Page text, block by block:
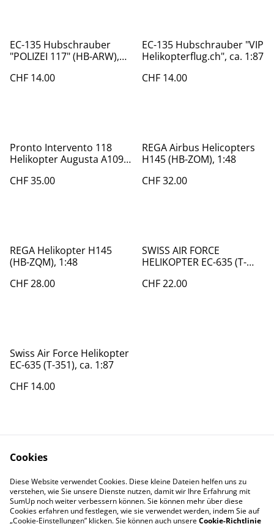
EC-135 Hubschrauber
"POLIZEI 117" (HB-ARW),
CHF 14.00
EC-135 Hubschrauber "VIP
Helikopterflug.ch", ca. 1:87
CHF 14.00
Pronto Intervento 118
Helikopter Augusta A109
CHF 35.00
REGA Airbus Helicopters
H145 (HB-ZOM), 1:48
CHF 32.00
REGA Helikopter H145
(HB-ZQM), 1:48
CHF 28.00
SWISS AIR FORCE
HELIKOPTER EC-635 (T-
CHF 22.00
Swiss Air Force Helikopter
EC-635 (T-351), ca. 1:87
CHF 14.00
Contact Us
Legal Terms
Privacy Policy
Cookie Policy
Cookies
Diese Website verwendet Cookies. Diese kleine Dateien helfen uns zu
verstehen, wie Sie unsere Dienste nutzen, damit wir Ihre Erfahrung mit
SumUp noch weiter verbessern können. Sie können mehr über diese
Cookies erfahren und festlegen, wie sie verwendet werden, indem Sie auf
„Cookie-Einstellungen” klicken. Sie können auch unsereCookie-Richtlinie